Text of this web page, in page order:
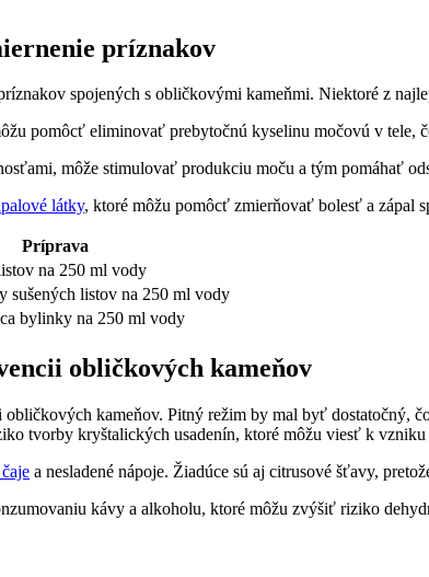
príznakov
spojených s obličkovými kameňmi. Niektoré z
pomôcť eliminovať prebytočnú kyselinu močovú v
môže stimulovať produkciu moču a tým pomáhať
látky, ktoré môžu pomôcť zmierňovať bolesť a zápal
Príprava
na 250 ml vody
sušených listov na 250 ml vody
bylinky na 250 ml vody
obličkových kameňov
kameňov. Pitný režim by mal byť dostatočný,
tvorby kryštalických usadenín, ktoré môžu viesť k vzniku
a nesladené nápoje. Žiadúce sú aj citrusové šťavy,
kávy a alkoholu, ktoré môžu zvýšiť riziko